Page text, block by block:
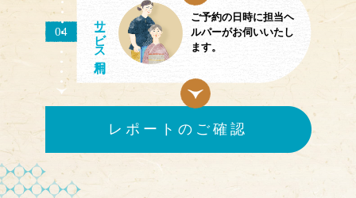
04
サ
ビス
ご予約の日時に担当ヘ
ルパーがお伺いいたし
ます。
レポートのご確認